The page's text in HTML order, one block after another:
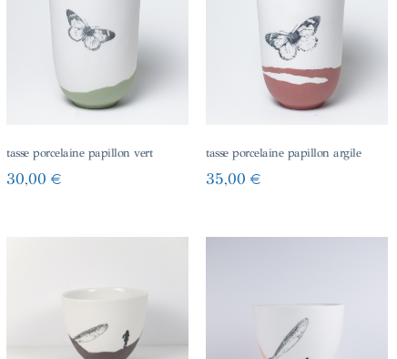
tasse porcelaine papillon vert
30,00 €
tasse porcelaine papillon argile
35,00 €